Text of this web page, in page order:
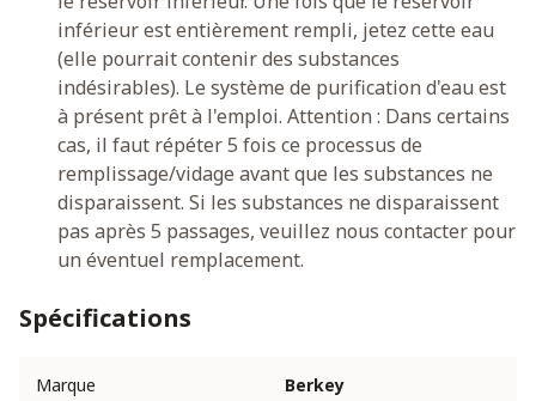
inférieur est entièrement rempli, jetez cette eau
(elle pourrait contenir des substances
indésirables). Le système de purification d'eau est
à présent prêt à l'emploi. Attention : Dans certains
cas, il faut répéter 5 fois ce processus de
remplissage/vidage avant que les substances ne
disparaissent. Si les substances ne disparaissent
pas après 5 passages, veuillez nous contacter pour
un éventuel remplacement.
Spécifications
Marque Berkey